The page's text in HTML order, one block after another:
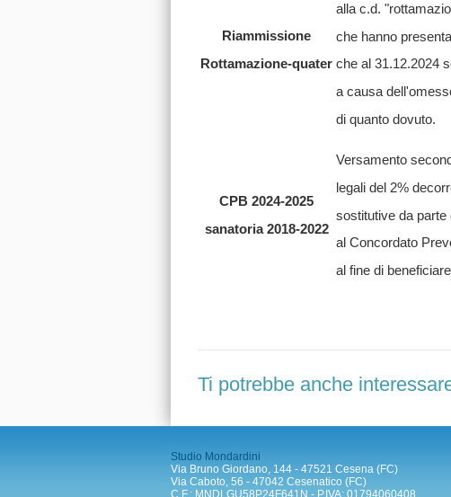
Riammissione
Rottamazione-quater
alla c.d.
che hanno
che al 31.12.2024
a causa
di quanto dovuto.
CPB 2024-2025
sanatoria 2018-2022
Versamento
legali del 2%
sostitutive da parte
al Concordato
al fine di
Ti potrebbe anche
Studio Mondardini
Via Bruno Giordano, 144 - 47521 Cesena (FC)
Via Caboto, 56 - 47042 Cesenatico (FC)
C.F.: MNDLGU58P24F641N - P.IVA: 01794060408